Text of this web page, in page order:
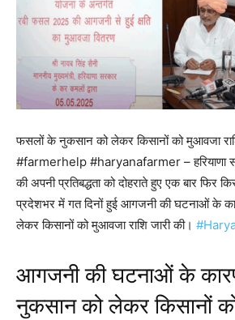
फसलों के नुकसान को लेकर किसानों को मुआवजा
#farmerhelp #haryanafarmer – हरियाणा
की अपनी प्रतिबद्धता को दोहराते हुए एक बार फिर
प्रदेशभर में गत दिनों हुई आगजनी की घटनाओं के
लेकर किसानों को मुआवजा राशि जारी की।
आगजनी की घटनाओं के
नुकसान को लेकर किसानों